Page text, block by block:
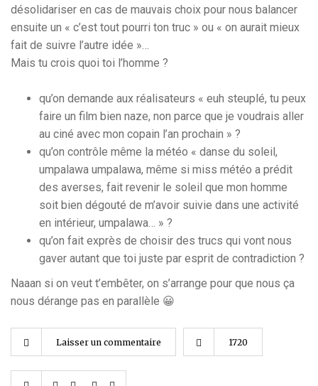
désolidariser en cas de mauvais choix pour nous balancer
ensuite un « c’est tout pourri ton truc » ou « on aurait mieux
fait de suivre l’autre idée »…
Mais tu crois quoi toi l’homme ?
qu’on demande aux réalisateurs « euh steuplé, tu peux
faire un film bien naze, non parce que je voudrais aller
au ciné avec mon copain l’an prochain » ?
qu’on contrôle même la météo « danse du soleil,
umpalawa umpalawa, même si miss météo a prédit
des averses, fait revenir le soleil que mon homme
soit bien dégouté de m’avoir suivie dans une activité
en intérieur, umpalawa… » ?
qu’on fait exprès de choisir des trucs qui vont nous
gaver autant que toi juste par esprit de contradiction ?
Naaan si on veut t’embêter, on s’arrange pour que nous ça
nous dérange pas en parallèle 😀
Laisser un commentaire 1720